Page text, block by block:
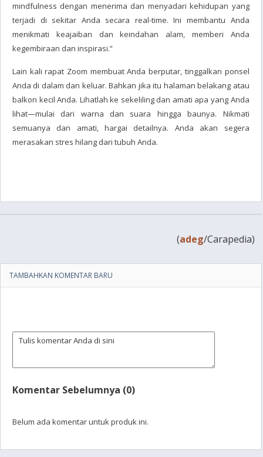
mindfulness dengan menerima dan menyadari kehidupan yang
terjadi di sekitar Anda secara real-time. Ini membantu Anda
menikmati keajaiban dan keindahan alam, memberi Anda
kegembiraan dan inspirasi.”
Lain kali rapat Zoom membuat Anda berputar, tinggalkan ponsel
Anda di dalam dan keluar. Bahkan jika itu halaman belakang atau
balkon kecil Anda. Lihatlah ke sekeliling dan amati apa yang Anda
lihat—mulai dari warna dan suara hingga baunya. Nikmati
semuanya dan amati, hargai detailnya. Anda akan segera
merasakan stres hilang dari tubuh Anda.
(adeg/Carapedia)
TAMBAHKAN KOMENTAR BARU
Komentar Sebelumnya (0)
Belum ada komentar untuk produk ini.